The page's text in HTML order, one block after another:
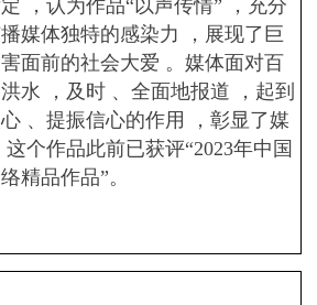
，认为作品“以声传情” ，充分
媒体独特的感染力 ，展现了巨
面前的社会大爱 。媒体面对百
水 ，及时 、全面地报道 ，起到
、提振信心的作用 ，彰显了媒
个作品此前已获评“2023年中国
精品作品”。